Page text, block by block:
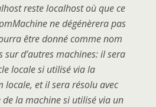
reste localhost où que ce
ne dégénèrera pas
être donné comme nom
d’autres machines: il sera
locale si utilisé via la
locale, et il sera résolu avec
de la machine si utilisé via un